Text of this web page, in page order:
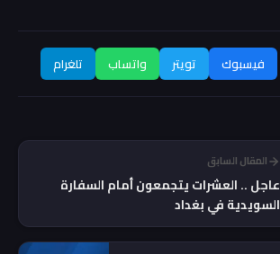
فيسبوك تويتر واتساب تلغرام
المقال السابق
عاجل .. العشرات يتجمعون أمام السفارة
السويدية في بغداد